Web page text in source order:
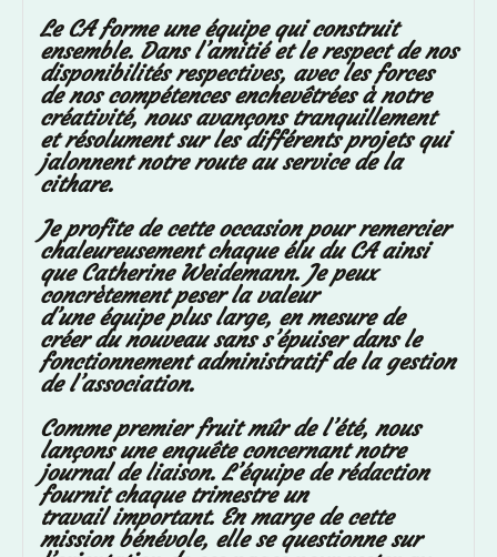
Le CA forme une équipe qui construit
ensemble. Dans l’amitié et le respect de nos
disponibilités respectives, avec les forces
de nos compétences enchevêtrées à notre
créativité, nous avançons tranquillement
et résolument sur les différents projets qui
jalonnent notre route au service de la
cithare.
Je profite de cette occasion pour remercier
chaleureusement chaque élu du CA ainsi
que Catherine Weidemann. Je peux
concrètement peser la valeur
d’une équipe plus large, en mesure de
créer du nouveau sans s’épuiser dans le
fonctionnement administratif de la gestion
de l’association.
Comme premier fruit mûr de l’été, nous
lançons une enquête concernant notre
journal de liaison. L’équipe de rédaction
fournit chaque trimestre un
travail important. En marge de cette
mission bénévole, elle se questionne sur